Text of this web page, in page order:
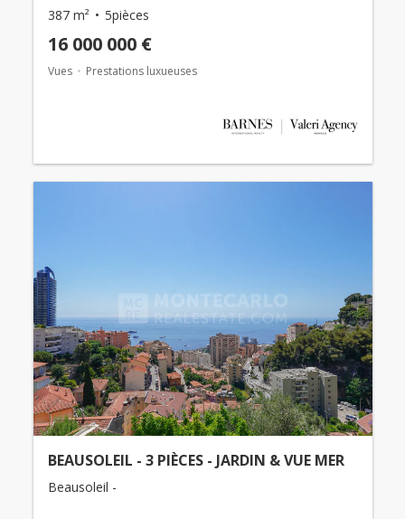
387 m² 5pièces
16 000 000 €
Vues Prestations luxueuses
BEAUSOLEIL - 3 PIÈCES - JARDIN & VUE MER
Beausoleil -